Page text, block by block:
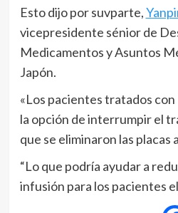
Esto dijo por suvparte,
vicepresidente sénior de
Medicamentos y Asuntos
Japón.
«Los pacientes tratados
la opción de interrumpir el
que se eliminaron las placas
“Lo que podría ayudar a
infusión para los pacientes